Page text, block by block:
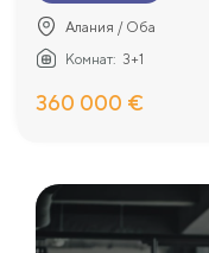
Алания / Оба
Комнат: 3+1
360 000 €